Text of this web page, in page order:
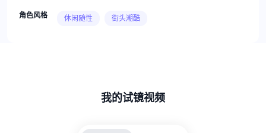
角色风格 休闲随性 街头潮酷
我的试镜视频